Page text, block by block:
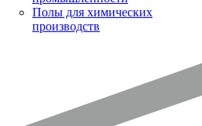
Полы для химических
производств